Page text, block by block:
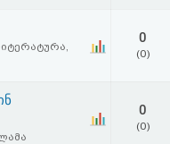
0
(0)
0
(0)